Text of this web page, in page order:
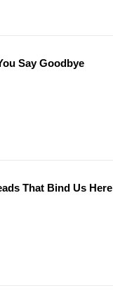
Say Goodbye
That Bind Us Here